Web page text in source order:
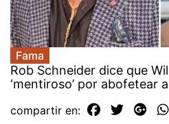
Fama
Rob Schneider dice que
‘mentiroso’ por abofetear
compartir en: